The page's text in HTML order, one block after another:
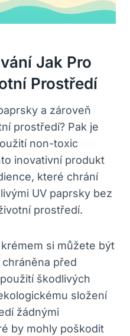
Jak Pro
Prostředí
a zároveň
prostředí? Pak je
non-toxic
inovativní produkt
které chrání
UV paprsky bez
prostředí.
si můžete být
před
škodlivých
složení
žádnými
by mohly poškodit